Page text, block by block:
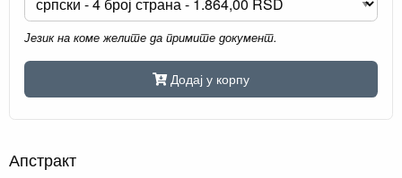
Језик на коме желите да примите документ.
Додај у корпу
Апстракт